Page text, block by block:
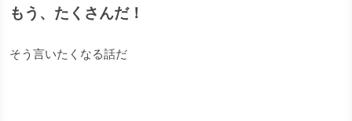
もう、たくさんだ！
そう言いたくなる話だ